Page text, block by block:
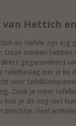
van Hettich
en Häfele zijn erg
Deze merken hebben
gegarandeerd
tafelbeslag kun je bij
voor
Zoek je meer
heb je dit nog niet
berichtje. Veel